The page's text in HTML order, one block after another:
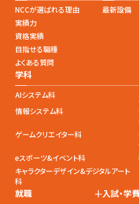
NCCが選ばれる理由
実績力
資格実績
目指せる職種
よくある質問
最新設備
学科
AIシステム科
情報システム科
ゲームクリエイター科
eスポーツ&イベント科
キャラクターデザイン&デジタルアート
科
就職 +入試・学